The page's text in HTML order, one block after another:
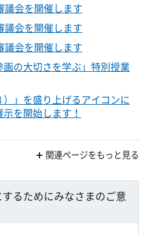
議会を開催します
議会を開催します
議会を開催します
の大切さを学ぶ」特別授業
）」を盛り上げるアイコンに
を開始します！
関連ページをもっと見る
るためにみなさまのご意